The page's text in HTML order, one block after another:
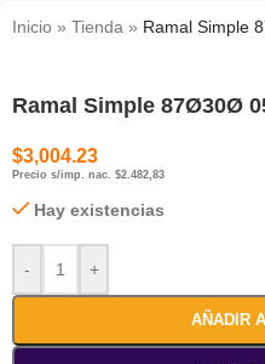
Inicio » Tienda » Ramal Simple
Ramal Simple 87Ø30Ø
$3,004.23
Precio s/imp. nac. $2.482,83
Hay existencias
- +
AÑADIR